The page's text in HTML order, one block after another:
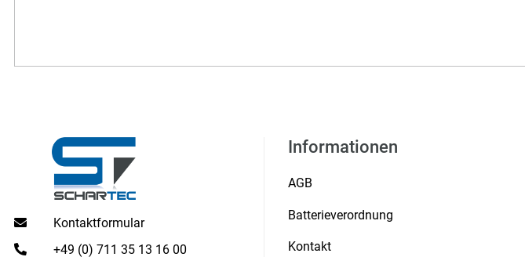
Kontaktformular
+49 (0) 711 35 13 16 00
Informationen
AGB
Batterieverordnung
Kontakt